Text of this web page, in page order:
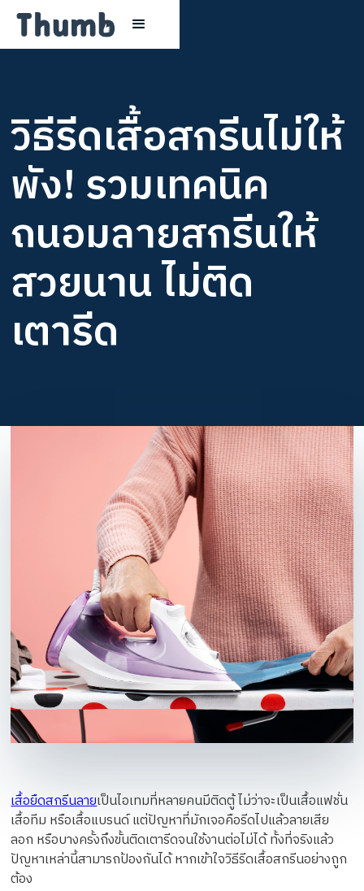
วิธีรีดเสื้อสกรีนไม่ให้
พัง! รวมเทคนิค
ถนอมลายสกรีนให้
สวยนาน ไม่ติด
เตารีด
เสื้อยืดสกรีนลายเป็นไอเทมที่หลายคนมีติดตู้ ไม่ว่าจะเป็นเสื้อแฟชั่น
เสื้อทีม หรือเสื้อแบรนด์ แต่ปัญหาที่มักเจอคือรีดไปแล้วลายเสีย
ลอก หรือบางครั้งถึงขั้นติดเตารีดจนใช้งานต่อไม่ได้ ทั้งที่จริงแล้ว
ปัญหาเหล่านี้สามารถป้องกันได้ หากเข้าใจวิธีรีดเสื้อสกรีนอย่างถูก
ต้อง